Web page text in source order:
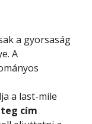
a gyorsaság
A
a last-mile
cím